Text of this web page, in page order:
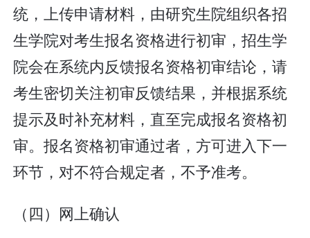
统，上传申请材料，由研究生院组织各招
生学院对考生报名资格进行初审，招生学
院会在系统内反馈报名资格初审结论，请
考生密切关注初审反馈结果，并根据系统
提示及时补充材料，直至完成报名资格初
审。报名资格初审通过者，方可进入下一
环节，对不符合规定者，不予准考。
（四）网上确认